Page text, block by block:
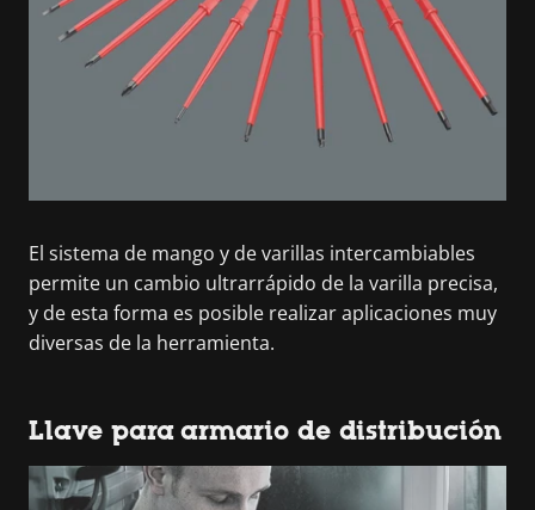
El sistema de mango y de varillas intercambiables
permite un cambio ultrarrápido de la varilla precisa,
y de esta forma es posible realizar aplicaciones muy
diversas de la herramienta.
Llave para armario de distribución